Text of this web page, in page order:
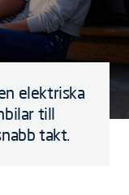
elektriska
till
takt.